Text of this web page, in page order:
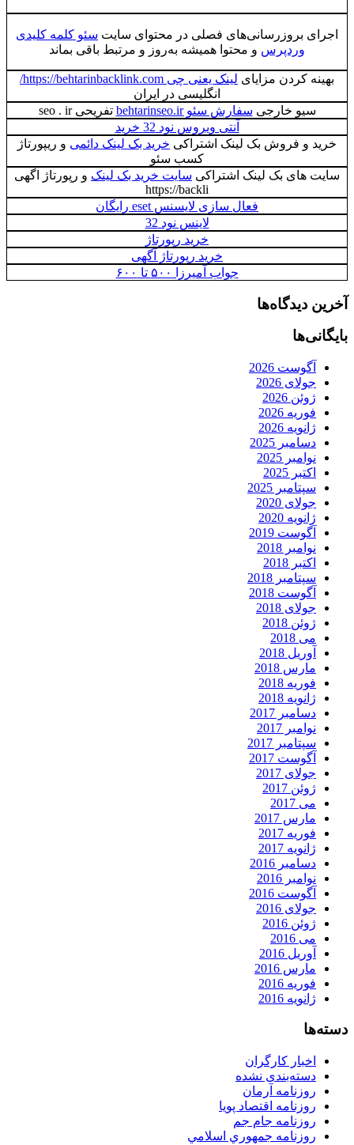
اجرای بروزرسانی‌های فصلی در محتوای سایت سئو کلمه کلیدی
وردپرس و محتوا همیشه به‌روز و مرتبط باقی بماند
بهینه کردن مزایای لینک یعنی چی https://behtarinbacklink.com/
انگلیسی در ایران
سیو خارجی سفارش سئو behtarinseo.ir
تفریحی seo . ir
آنتی ویروس نود 32 خرید
خرید و فروش بک لینک اشتراکی خرید بک لینک دائمی و ریپورتاژ
کسب سئو
سایت های بک لینک اشتراکی سایت خرید بک لینک و رپورتاژ اگهی
https://backli
فعال سازی لایسنس eset رایگان
لاینس نود 32
خرید رپورتاژ
خرید رپورتاژ آگهی
جواب آمیرزا ۵۰۰ تا ۶۰۰
آخرین دیدگاه‌ها
بایگانی‌ها
آگوست 2026
جولای 2026
ژوئن 2026
فوریه 2026
ژانویه 2026
دسامبر 2025
نوامبر 2025
اکتبر 2025
سپتامبر 2025
جولای 2020
ژانویه 2020
آگوست 2019
نوامبر 2018
اکتبر 2018
سپتامبر 2018
آگوست 2018
جولای 2018
ژوئن 2018
می 2018
آوریل 2018
مارس 2018
فوریه 2018
ژانویه 2018
دسامبر 2017
نوامبر 2017
سپتامبر 2017
آگوست 2017
جولای 2017
ژوئن 2017
می 2017
مارس 2017
فوریه 2017
ژانویه 2017
دسامبر 2016
نوامبر 2016
آگوست 2016
جولای 2016
ژوئن 2016
می 2016
آوریل 2016
مارس 2016
فوریه 2016
ژانویه 2016
دسته‌ها
اخبار کارگران
دسته‌بندی نشده
روزنامه آرمان
روزنامه اقتصاد پویا
روزنامه جام جم
روزنامه جمهوري اسلامي